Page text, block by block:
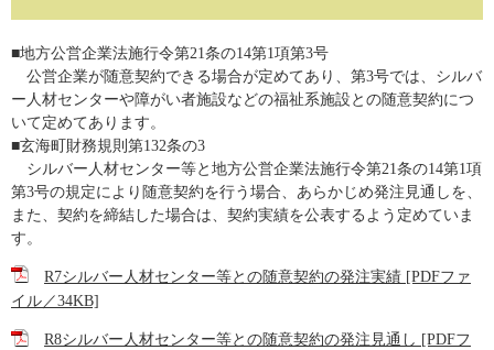
■地方公営企業法施行令第21条の14第1項第3号
公営企業が随意契約できる場合が定めてあり、第3号では、シルバ
ー人材センターや障がい者施設などの福祉系施設との随意契約につ
いて定めてあります。
■玄海町財務規則第132条の3
シルバー人材センター等と地方公営企業法施行令第21条の14第1項
第3号の規定により随意契約を行う場合、あらかじめ発注見通しを、
また、契約を締結した場合は、契約実績を公表するよう定めていま
す。
R7シルバー人材センター等との随意契約の発注実績 [PDFファ
イル／34KB]
R8シルバー人材センター等との随意契約の発注見通し [PDFフ